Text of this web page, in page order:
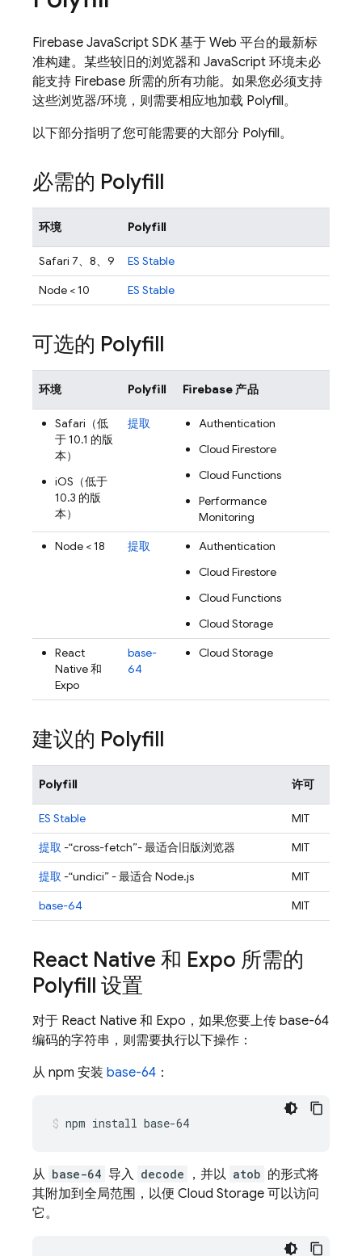
Firebase JavaScript SDK 基于 Web 平台的最新标
准构建。某些较旧的浏览器和 JavaScript 环境未必
能支持 Firebase 所需的所有功能。如果您必须支持
这些浏览器/环境，则需要相应地加载 Polyfill。
以下部分指明了您可能需要的大部分 Polyfill。
必需的 Polyfill
环境 Polyfill
Safari 7、8、9
ES Stable
Node < 10
ES Stable
可选的 Polyfill
环境 Polyfill Firebase 产品
Safari（低
于 10.1 的版
本）
iOS（低于
10.3 的版
本）
提取
Authentication
Cloud Firestore
Cloud Functions
Performance
Monitoring
Node < 18
提取
Authentication
Cloud Firestore
Cloud Functions
Cloud Storage
React
Native 和
Expo
base-
64
Cloud Storage
建议的 Polyfill
Polyfill 许可
ES Stable
MIT
提取 -“cross-fetch”- 最适合旧版浏览器
MIT
提取 -“undici” - 最适合 Node.js
MIT
base-64
MIT
React Native 和 Expo 所需的
Polyfill 设置
对于 React Native 和 Expo，如果您要上传 base-64
编码的字符串，则需要执行以下操作：
从 npm 安装 base-64 ：
npm install base-64
从 base-64 导入 decode ，并以 atob 的形式将
其附加到全局范围，以便 Cloud Storage 可以访问
它。